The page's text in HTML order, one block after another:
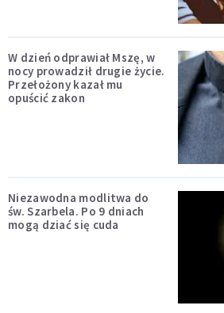
W dzień odprawiał Mszę, w
nocy prowadził drugie życie.
Przełożony kazał mu
opuścić zakon
Niezawodna modlitwa do
św. Szarbela. Po 9 dniach
mogą dziać się cuda